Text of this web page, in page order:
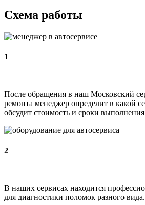
Схема работы
1
После обращения в наш Московский
ремонта менеджер определит в какой
обсудит стоимость и сроки выполнения
2
В наших сервисах находится
для диагностики поломок разного